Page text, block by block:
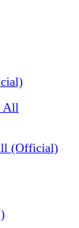
(Official)